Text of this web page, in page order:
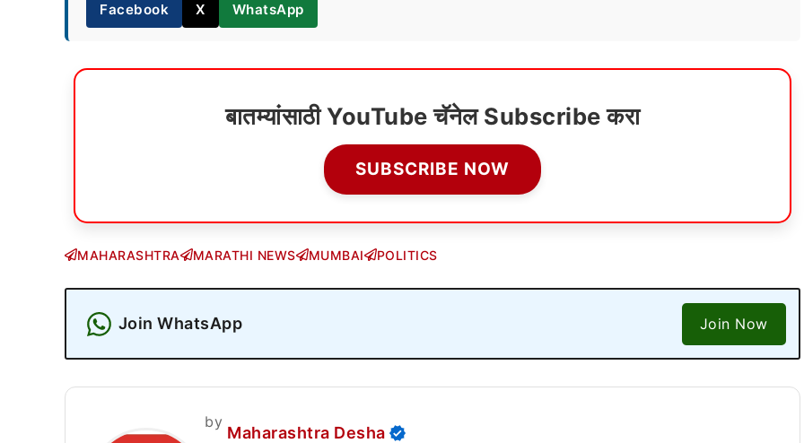
Facebook X WhatsApp
बातम्यांसाठी YouTube चॅनेल Subscribe करा
SUBSCRIBE NOW
MAHARASHTRA MARATHI NEWS MUMBAI POLITICS
Join WhatsApp Join Now
by
Maharashtra Desha